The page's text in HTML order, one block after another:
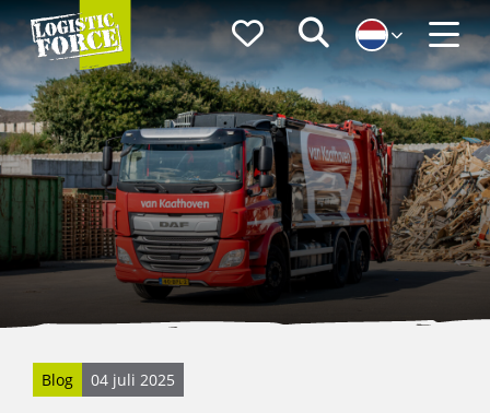
Logistic
Force
FavorietenZoeken
Menu
Blog 04 juli 2025